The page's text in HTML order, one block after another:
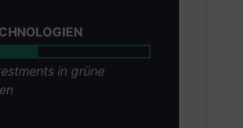
in grüne